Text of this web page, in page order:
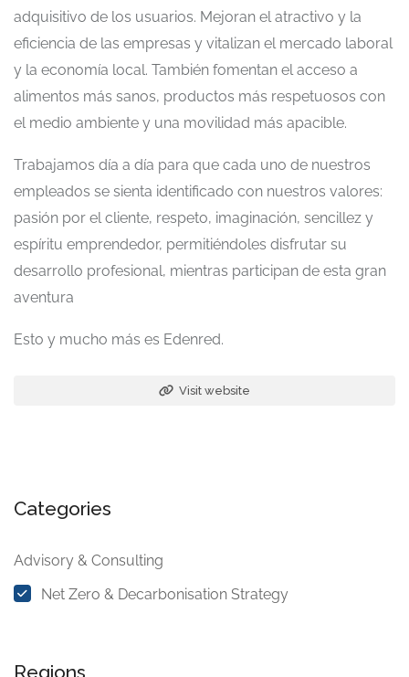
adquisitivo de los usuarios. Mejoran el atractivo y la
eficiencia de las empresas y vitalizan el mercado laboral
y la economía local. También fomentan el acceso a
alimentos más sanos, productos más respetuosos con
el medio ambiente y una movilidad más apacible.
Trabajamos día a día para que cada uno de nuestros
empleados se sienta identificado con nuestros valores:
pasión por el cliente, respeto, imaginación, sencillez y
espíritu emprendedor, permitiéndoles disfrutar su
desarrollo profesional, mientras participan de esta gran
aventura
Esto y mucho más es Edenred.
Visit website
Categories
Advisory & Consulting
Net Zero & Decarbonisation Strategy
Regions